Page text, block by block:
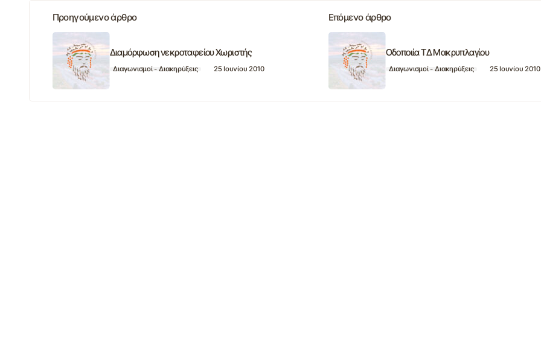
Προηγούμενο άρθρο
Διαμόρφωση νεκροταφείου Χωριστής
Διαγωνισμοί - Διακηρύξεις 25 Ιουνίου 2010
Επόμενο άρθρο
Οδοποιία ΤΔ Μακρυπλαγίου
Διαγωνισμοί - Διακηρύξεις 25 Ιουνίου 2010